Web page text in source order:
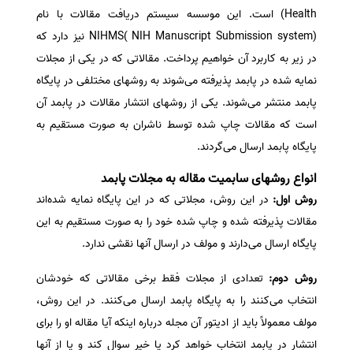
Health) است. این موسسه سیستم دریافت مقالات با نام
(NIHMS( NIH Manuscript Submission system نیز دارد که
در زیر به کاربرد آن خواهیم پرداخت. مقالاتی که در یکی از مجلات
نمایه شده در پابمد پذیرفته می‌شوند به روشهای مختلفی در پایگاه
پابمد منتشر می‌شوند. یکی از روشهای انتشار مقالات در پابمد آن
است که مقالات چاپ شده توسط ناشران به صورت مستقیم به
پایگاه پابمد ارسال می‌گردند.
انواع روشهای سابمیت مقاله به مجلات پابمد
روش اول: در این روش، مجلاتی که در این پایگاه نمایه شده‌اند
مقالات پذیرفته شده و چاپ شده خود را به صورت مستقیم به این
پایگاه ارسال می‌‌دارند و مولف در ارسال آنها نقشی ندارد.
روش دوم: تعدادی از مجلات فقط برخی مقالاتی که خودشان
انتخاب می‌کنند را به پایگاه پابمد ارسال می‌کنند. در این روش،
مولف معمولاً باید از ادیتور آن مجله درباره اینکه آیا مقاله او را برای
انتشار در پابمد انتخاب خواهد کرد یا خیر سوال کند و یا از آنها